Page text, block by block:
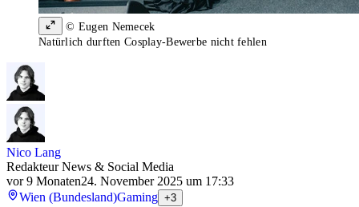
© Eugen Nemecek
Natürlich durften Cosplay-Bewerbe nicht fehlen
Nico Lang
Redakteur News & Social Media
vor 9 Monaten24. November 2025 um 17:33
Wien (Bundesland)Gaming +3